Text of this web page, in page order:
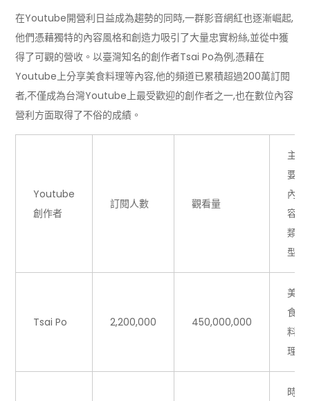
在Youtube開營利日益成為趨勢的同時,一群影音網紅也逐漸崛起,
他們憑藉獨特的內容風格和創造力吸引了大量忠實粉絲,並從中獲
得了可觀的營收。以臺灣知名的創作者Tsai Po為例,憑藉在
Youtube上分享美食料理等內容,他的頻道已累積超過200萬訂閱
者,不僅成為台灣Youtube上最受歡迎的創作者之一,也在數位內容
營利方面取得了不俗的成績。
Youtube
創作者
訂閱人數 觀看量
主
要
內
容
類
型
Tsai Po 2,200,000 450,000,000
美
食
料
理
時